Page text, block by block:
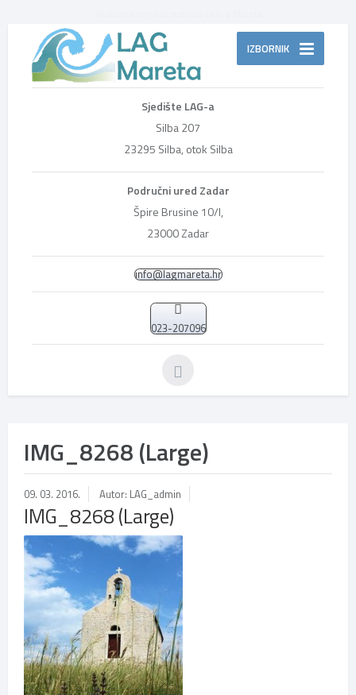
IZBORNIK
Sjedište LAG-a
Silba 207
23295 Silba, otok Silba
Područni ured Zadar
Špire Brusine 10/I,
23000 Zadar
info@lagmareta.hr
023-207096
IMG_8268 (Large)
09. 03. 2016. Autor: LAG_admin
IMG_8268 (Large)